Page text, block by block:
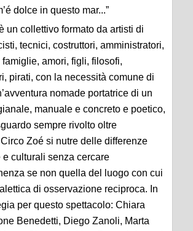
dolce in questo mar...”
un collettivo formato da artisti di
tecnici, costruttori, amministratori,
amori, figli, filosofi,
pirati, con la necessità comune di
nomade portatrice di un
manuale e concreto e poetico,
sempre rivolto oltre
Circo Zoé si nutre delle differenze
e culturali senza cercare
se non quella del luogo con cui
di osservazione reciproca. In
per questo spettacolo: Chiara
Benedetti, Diego Zanoli, Marta